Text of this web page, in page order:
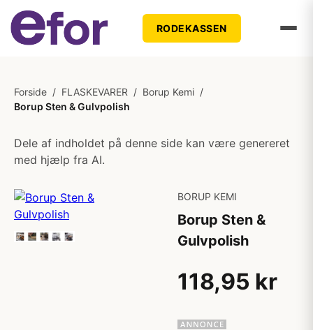
RODEKASSEN
Forside / FLASKEVARER / Borup Kemi /
Borup Sten & Gulvpolish
Dele af indholdet på denne side kan være genereret
med hjælp fra AI.
BORUP KEMI
Borup Sten &
Gulvpolish
118,95 kr